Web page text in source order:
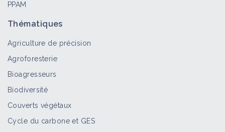
PPAM
Thématiques
Agriculture de précision
Agroforesterie
Bioagresseurs
Biodiversité
Couverts végétaux
Cycle du carbone et GES